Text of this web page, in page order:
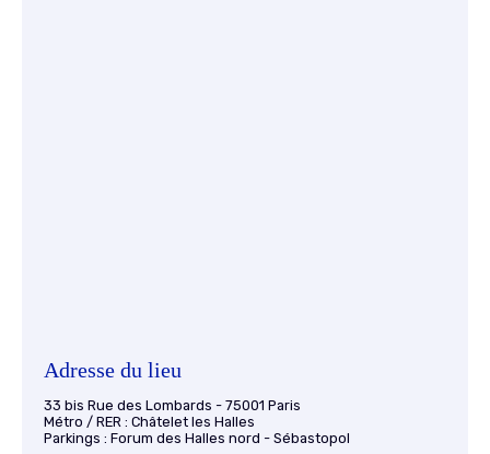
Adresse du lieu
33 bis Rue des Lombards - 75001 Paris
Métro / RER : Châtelet les Halles
Parkings : Forum des Halles nord - Sébastopol